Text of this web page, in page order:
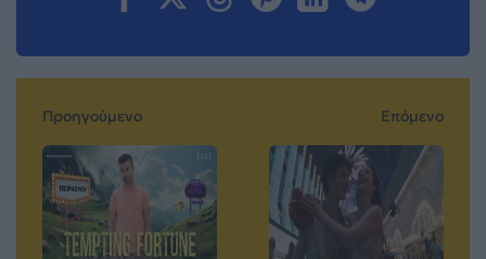
Προηγούμενο Επόμενο